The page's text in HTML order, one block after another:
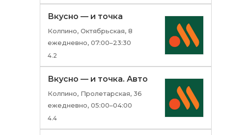
Вкусно — и точка
Колпино, Октябрьская, 8
ежедневно, 07:00–23:30
4.2
Вкусно — и точка. Авто
Колпино, Пролетарская, 36
ежедневно, 05:00–04:00
4.4